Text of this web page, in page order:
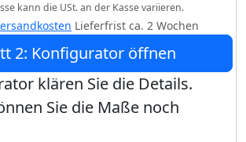
kann die USt. an der Kasse variieren.
Lieferfrist ca. 2 Wochen
2: Konfigurator öffnen
klären Sie die Details.
Sie die Maße noch